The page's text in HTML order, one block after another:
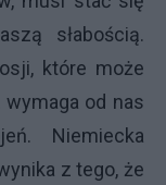
słabością.
które może
od nas
Niemiecka
z tego, że